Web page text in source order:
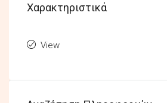
Χαρακτηριστικά
View